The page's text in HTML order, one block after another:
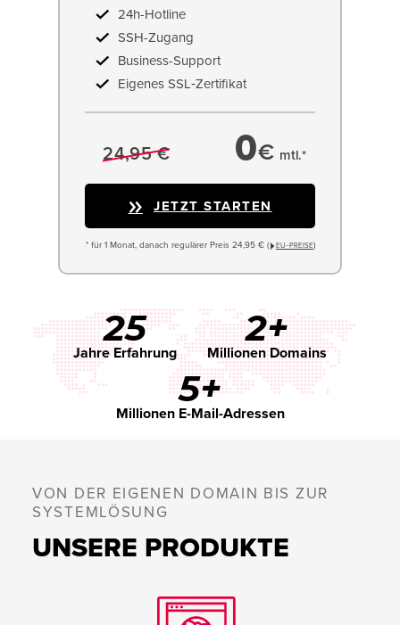
24h-Hotline
SSH-Zugang
Business-Support
Eigenes SSL‑Zertifikat
24,95 € 0€ mtl.*
JETZT STARTEN
* für 1 Monat, danach regulärer Preis 24,95 € ( EU−PREISE)
25
Jahre Erfahrung
2+
Millionen Domains
5+
Millionen E-Mail-Adressen
VON DER EIGENEN DOMAIN BIS ZUR
SYSTEMLÖSUNG
UNSERE PRODUKTE